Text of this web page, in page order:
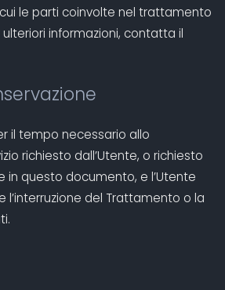
le parti coinvolte nel trattamento
informazioni, contatta il
il tempo necessario allo
richiesto dall’Utente, o richiesto
in questo documento, e l’Utente
l’interruzione del Trattamento o la